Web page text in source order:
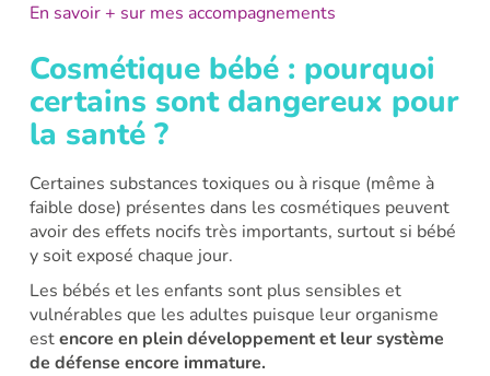
En savoir + sur mes accompagnements
Cosmétique bébé : pourquoi
certains sont dangereux pour
la santé ?
Certaines substances toxiques ou à risque (même à
faible dose) présentes dans les cosmétiques peuvent
avoir des effets nocifs très importants, surtout si bébé
y soit exposé chaque jour.
Les bébés et les enfants sont plus sensibles et
vulnérables que les adultes puisque leur organisme
estencore en plein développement et leur système
de défense encore immature.